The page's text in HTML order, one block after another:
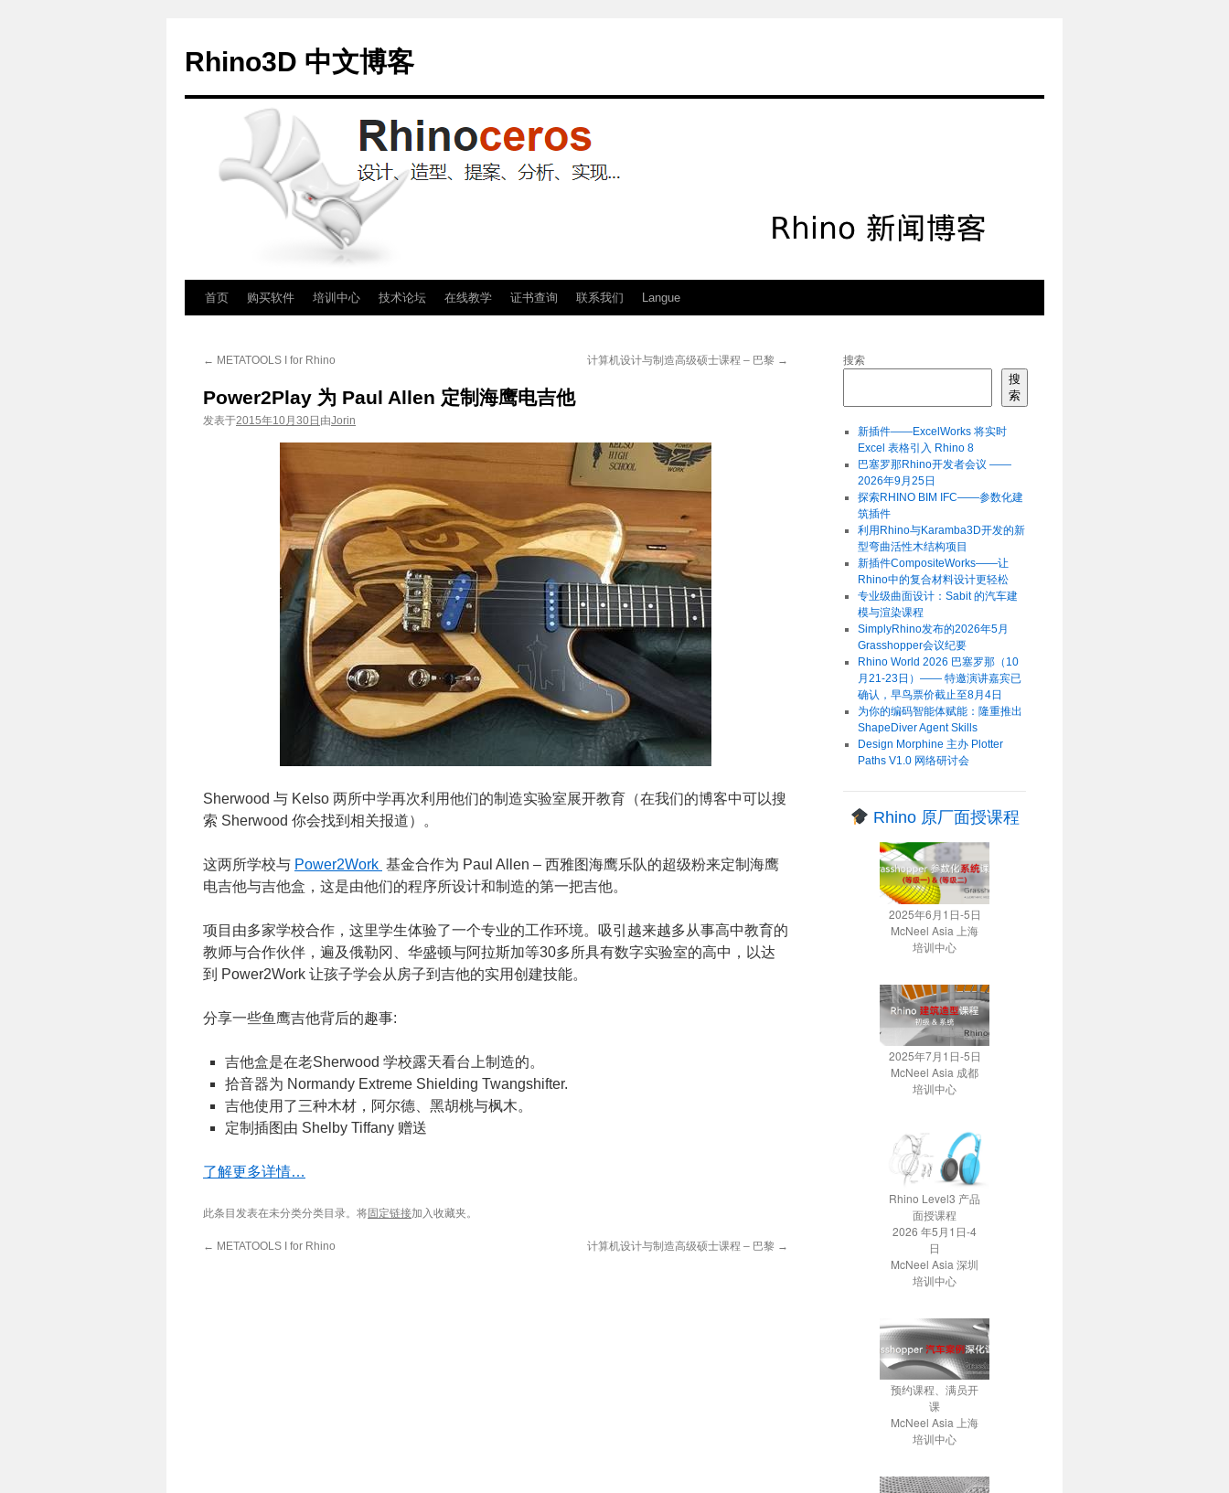
Rhino3D 中文博客
首页 购买软件 培训中心 技术论坛 在线教学 证书查询 联系我们 Langue
← METATOOLS I for Rhino 计算机设计与制造高级硕士课程 – 巴黎 →
Power2Play 为 Paul Allen 定制海鹰电吉他
发表于2015年10月30日 由Jorin
Sherwood 与 Kelso 两所中学再次利用他们的制造实验室展开教育（在我们的博客中可以搜
索 Sherwood 你会找到相关报道）。
这两所学校与 Power2Work 基金合作为 Paul Allen – 西雅图海鹰乐队的超级粉来定制海鹰
电吉他与吉他盒，这是由他们的程序所设计和制造的第一把吉他。
项目由多家学校合作，这里学生体验了一个专业的工作环境。吸引越来越多从事高中教育的
教师与合作伙伴，遍及俄勒冈、华盛顿与阿拉斯加等30多所具有数字实验室的高中，以达
到 Power2Work 让孩子学会从房子到吉他的实用创建技能。
分享一些鱼鹰吉他背后的趣事:
吉他盒是在老Sherwood 学校露天看台上制造的。
拾音器为 Normandy Extreme Shielding Twangshifter.
吉他使用了三种木材，阿尔德、黑胡桃与枫木。
定制插图由 Shelby Tiffany 赠送
了解更多详情…
此条目发表在未分类分类目录。将固定链接加入收藏夹。
← METATOOLS I for Rhino 计算机设计与制造高级硕士课程 – 巴黎 →
搜索
搜
索
新插件——ExcelWorks 将实时
Excel 表格引入 Rhino 8
巴塞罗那Rhino开发者会议 ——
2026年9月25日
探索RHINO BIM IFC——参数化建
筑插件
利用Rhino与Karamba3D开发的新
型弯曲活性木结构项目
新插件CompositeWorks——让
Rhino中的复合材料设计更轻松
专业级曲面设计：Sabit 的汽车建
模与渲染课程
SimplyRhino发布的2026年5月
Grasshopper会议纪要
Rhino World 2026 巴塞罗那（10
月21-23日）—— 特邀演讲嘉宾已
确认，早鸟票价截止至8月4日
为你的编码智能体赋能：隆重推出
ShapeDiver Agent Skills
Design Morphine 主办 Plotter
Paths V1.0 网络研讨会
Rhino 原厂面授课程
2025年6月1日-5日
McNeel Asia 上海
培训中心
2025年7月1日-5日
McNeel Asia 成都
培训中心
Rhino Level3 产品
面授课程
2026 年5月1日-4
日
McNeel Asia 深圳
培训中心
预约课程、满员开
课
McNeel Asia 上海
培训中心